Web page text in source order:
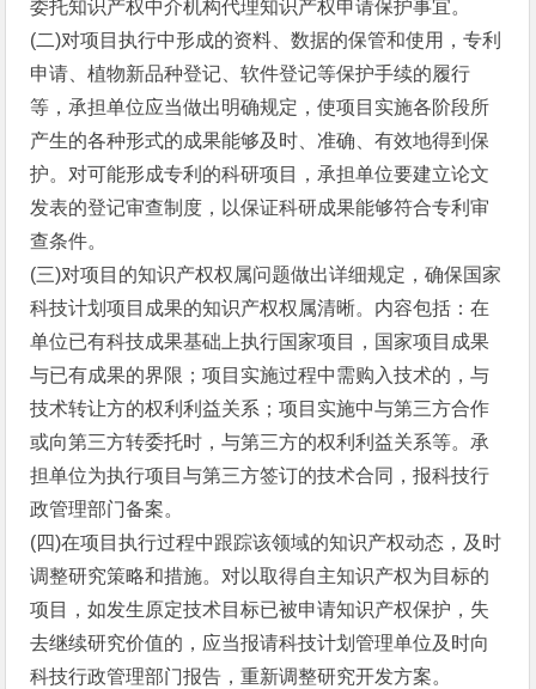
委托知识产权中介机构代理知识产权申请保护事宜。
(二)对项目执行中形成的资料、数据的保管和使用，专利
申请、植物新品种登记、软件登记等保护手续的履行
等，承担单位应当做出明确规定，使项目实施各阶段所
产生的各种形式的成果能够及时、准确、有效地得到保
护。对可能形成专利的科研项目，承担单位要建立论文
发表的登记审查制度，以保证科研成果能够符合专利审
查条件。
(三)对项目的知识产权权属问题做出详细规定，确保国家
科技计划项目成果的知识产权权属清晰。内容包括：在
单位已有科技成果基础上执行国家项目，国家项目成果
与已有成果的界限；项目实施过程中需购入技术的，与
技术转让方的权利利益关系；项目实施中与第三方合作
或向第三方转委托时，与第三方的权利利益关系等。承
担单位为执行项目与第三方签订的技术合同，报科技行
政管理部门备案。
(四)在项目执行过程中跟踪该领域的知识产权动态，及时
调整研究策略和措施。对以取得自主知识产权为目标的
项目，如发生原定技术目标已被申请知识产权保护，失
去继续研究价值的，应当报请科技计划管理单位及时向
科技行政管理部门报告，重新调整研究开发方案。